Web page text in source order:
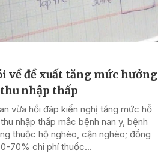
về đề xuất tăng mức hưởng
nhập thấp
vừa hồi đáp kiến nghị tăng mức hỗ
nhập thấp mắc bệnh nan y, bệnh
thuộc hộ nghèo, cận nghèo; đồng
70% chi phí thuốc...